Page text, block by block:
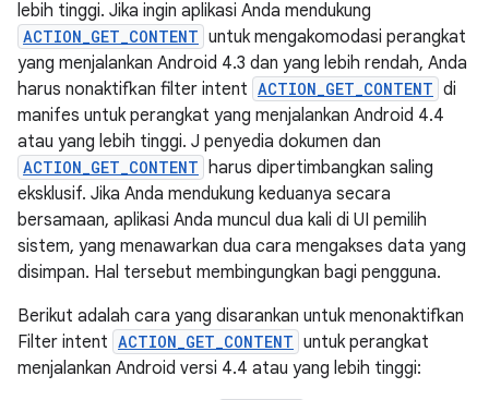
lebih tinggi. Jika ingin aplikasi Anda mendukung
ACTION_GET_CONTENT untuk mengakomodasi perangkat
yang menjalankan Android 4.3 dan yang lebih rendah, Anda
harus nonaktifkan filter intent ACTION_GET_CONTENT di
manifes untuk perangkat yang menjalankan Android 4.4
atau yang lebih tinggi. J penyedia dokumen dan
ACTION_GET_CONTENT harus dipertimbangkan saling
eksklusif. Jika Anda mendukung keduanya secara
bersamaan, aplikasi Anda muncul dua kali di UI pemilih
sistem, yang menawarkan dua cara mengakses data yang
disimpan. Hal tersebut membingungkan bagi pengguna.
Berikut adalah cara yang disarankan untuk menonaktifkan
Filter intent ACTION_GET_CONTENT untuk perangkat
menjalankan Android versi 4.4 atau yang lebih tinggi: